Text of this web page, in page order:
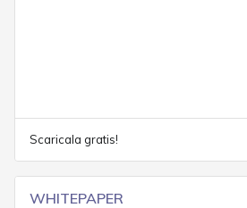
Scaricala gratis!
WHITEPAPER